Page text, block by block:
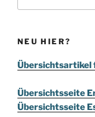
nach:
NEU HIER?
Übersichtsartikel
Übersichtsseite
Übersichtsseite